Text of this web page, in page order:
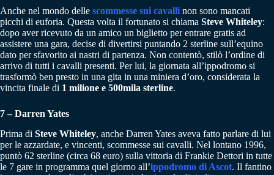
Anche nel mondo delle scommesse sui cavalli non sono mancati
picchi di euforia. Questa volta il fortunato si chiama Steve Whiteley:
dopo aver ricevuto da un amico un biglietto per entrare gratis ad
assistere una gara, decise di divertirsi puntando 2 sterline sull’equino
dato per sfavorito ai nastri di partenza. Non contentò, stilò l’ordine di
arrivo di tutti i cavalli presenti. Per lui, la giornata all’ippodromo si
trasformò ben presto in una gita in una miniera d’oro, considerata la
vincita finale di 1 milione e 500mila sterline.
7 – Darren Yates
Prima di Steve Whiteley, anche Darren Yates aveva fatto parlare di lui
per le azzardate, e vincenti, scommesse sui cavalli. Nel lontano 1996,
puntò 62 sterline (circa 68 euro) sulla vittoria di Frankie Dettori in tutte
le 7 gare in programma quel giorno all’ippodromo di Ascot. Il fantino